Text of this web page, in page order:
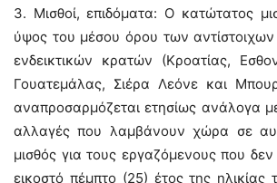
3. Μισθοί, επιδόματα: Ο κατώτατος
ύψος του μέσου όρου των
ενδεικτικών κρατών (Κροατίας,
Γουατεμάλας, Σιέρα Λεόνε και
αναπροσαρμόζεται ετησίως ανάλογα με
αλλαγές που λαμβάνουν χώρα σε
μισθός για τους εργαζόμενους που
εικοστό πέμπτο (25) έτος της ηλικίας